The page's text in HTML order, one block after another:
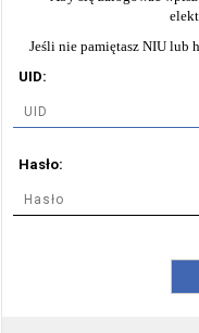
Jeśli nie pamiętasz NIU lub
UID:
Hasło: